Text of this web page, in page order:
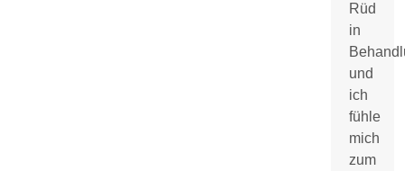
Rüd
in
und
ich
fühle
mich
zum